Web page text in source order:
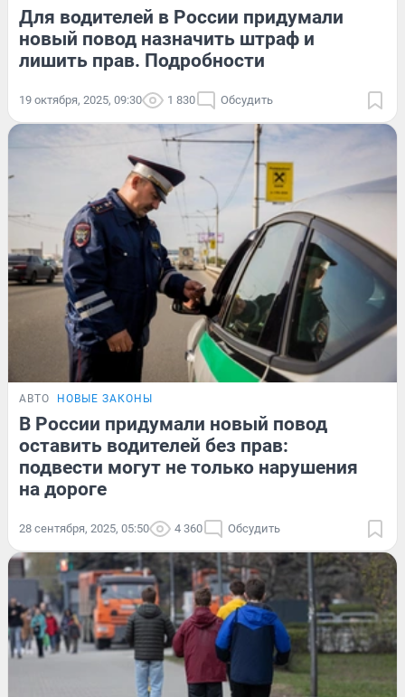
Для водителей в России придумали
новый повод назначить штраф и
лишить прав. Подробности
19 октября, 2025, 09:30 1 830 Обсудить
АВТО НОВЫЕ ЗАКОНЫ
В России придумали новый повод
оставить водителей без прав:
подвести могут не только нарушения
на дороге
28 сентября, 2025, 05:50 4 360 Обсудить